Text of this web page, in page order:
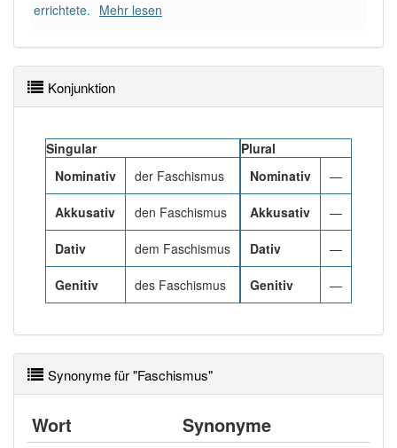
errichtete. Mehr lesen
Konjunktion
Singular
Nominativ
der Faschismus
Akkusativ den Faschismus
Dativ dem Faschismus
Genitiv des Faschismus
Plural
Nominativ
—
Akkusativ —
Dativ —
Genitiv —
Synonyme für "Faschismus"
Wort Synonyme